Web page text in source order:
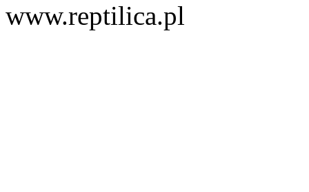
www.reptilica.pl